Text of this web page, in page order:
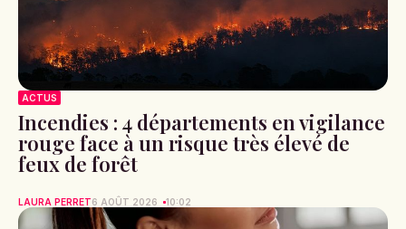
ACTUS
Incendies : 4 départements en vigilance
rouge face à un risque très élevé de
feux de forêt
LAURA PERRET6 AOÛT 2026 10:02